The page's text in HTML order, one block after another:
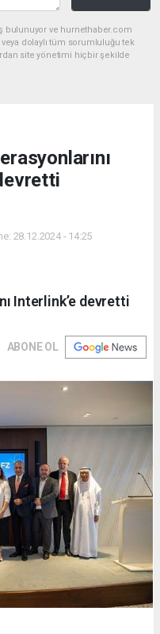
bulunuyor ve hurnethaber.com
dolaylı tüm sorumluluğu tek
site yönetimi hiçbir şekilde
28.12.2024 - 14:25
Interlink’e devretti
ABONE OL